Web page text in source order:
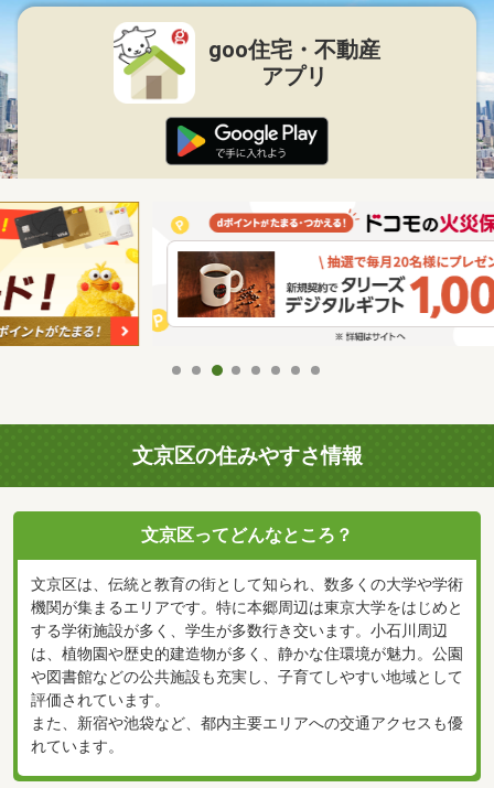
goo住宅・不動産
アプリ
文京区の住みやすさ情報
文京区ってどんなところ？
文京区は、伝統と教育の街として知られ、数多くの大学や学術
機関が集まるエリアです。特に本郷周辺は東京大学をはじめと
する学術施設が多く、学生が多数行き交います。小石川周辺
は、植物園や歴史的建造物が多く、静かな住環境が魅力。公園
や図書館などの公共施設も充実し、子育てしやすい地域として
評価されています。
また、新宿や池袋など、都内主要エリアへの交通アクセスも優
れています。